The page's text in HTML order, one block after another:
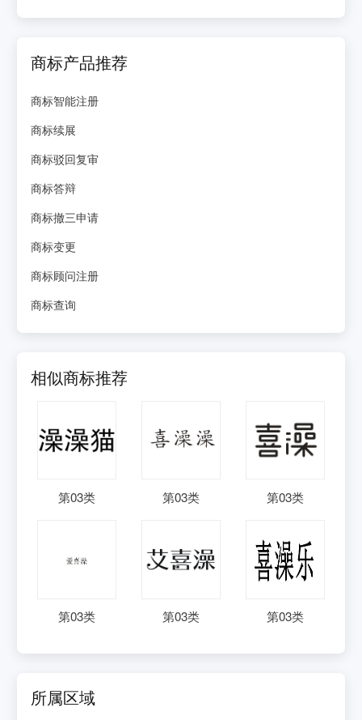
商标产品推荐
商标智能注册
商标续展
商标驳回复审
商标答辩
商标撤三申请
商标变更
商标顾问注册
商标查询
相似商标推荐
第03类 第03类 第03类
第03类 第03类 第03类
所属区域